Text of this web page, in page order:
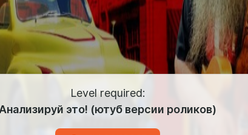
Level required:
Анализируй это! (ютуб версии роликов)